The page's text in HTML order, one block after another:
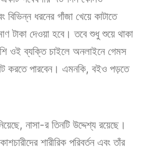
ধরনের গাঁজা খেয়ে কাটাতে
টাকা দেওয়া হবে। তবে শুধু শুয়ে থাকা
ওই ব্যক্তি চাইলে অনলাইনে গেমস
করতে পারবেন। এমনকি, বইও পড়তে
নাসা-র তিনটি উদ্দেশ্য রয়েছে।
শারীরিক পরিবর্তন এবং তাঁর